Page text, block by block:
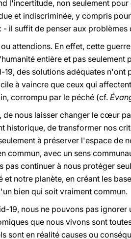
l'incertitude, non seulement
et indiscriminée, y compris
il suffit de penser aux
attendions. En effet, cette
entière et pas seulement
des solutions adéquates n'ont
à vaincre que ceux qui
corrompu par le péché (cf.
nous laisser changer le cœur
historique, de transformer nos
à préserver l'espace de
commun, avec un sens
continuer à nous protéger
notre planète, en créant les
bien qui soit vraiment commun.
19, nous ne pouvons pas ignorer
que nous vivons sont
en réalité causes ou